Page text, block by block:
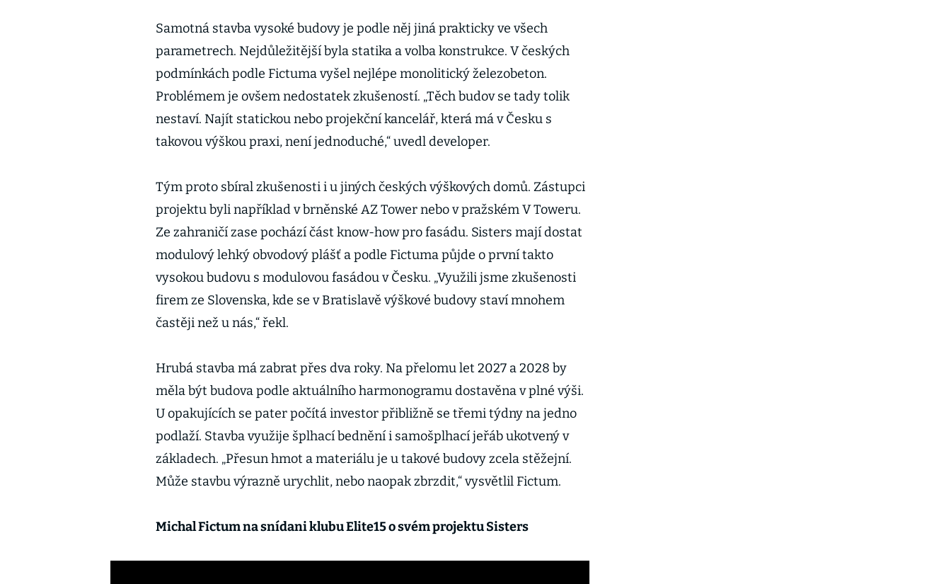
Samotná stavba vysoké budovy je podle něj jiná prakticky ve všech
parametrech. Nejdůležitější byla statika a volba konstrukce. V českých
podmínkách podle Fictuma vyšel nejlépe monolitický železobeton.
Problémem je ovšem nedostatek zkušeností. „Těch budov se tady tolik
nestaví. Najít statickou nebo projekční kancelář, která má v Česku s
takovou výškou praxi, není jednoduché,“ uvedl developer.
Tým proto sbíral zkušenosti i u jiných českých výškových domů. Zástupci
projektu byli například v brněnské AZ Tower nebo v pražském V Toweru.
Ze zahraničí zase pochází část know-how pro fasádu. Sisters mají dostat
modulový lehký obvodový plášť a podle Fictuma půjde o první takto
vysokou budovu s modulovou fasádou v Česku. „Využili jsme zkušenosti
firem ze Slovenska, kde se v Bratislavě výškové budovy staví mnohem
častěji než u nás,“ řekl.
Hrubá stavba má zabrat přes dva roky. Na přelomu let 2027 a 2028 by
měla být budova podle aktuálního harmonogramu dostavěna v plné výši.
U opakujících se pater počítá investor přibližně se třemi týdny na jedno
podlaží. Stavba využije šplhací bednění i samošplhací jeřáb ukotvený v
základech. „Přesun hmot a materiálu je u takové budovy zcela stěžejní.
Může stavbu výrazně urychlit, nebo naopak zbrzdit,“ vysvětlil Fictum.
Michal Fictum na snídani klubu Elite15 o svém projektu Sisters